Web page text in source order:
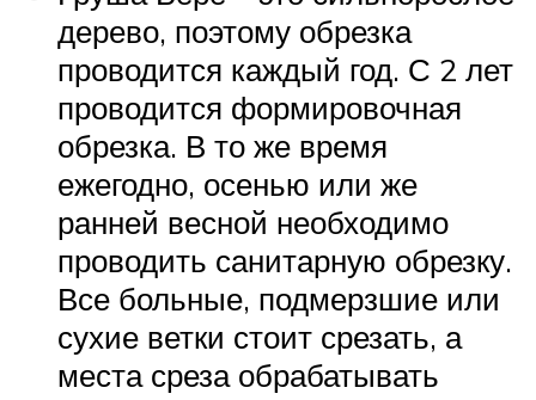
дерево, поэтому обрезка
проводится каждый год. С 2 лет
проводится формировочная
обрезка. В то же время
ежегодно, осенью или же
ранней весной необходимо
проводить санитарную обрезку.
Все больные, подмерзшие или
сухие ветки стоит срезать, а
места среза обрабатывать